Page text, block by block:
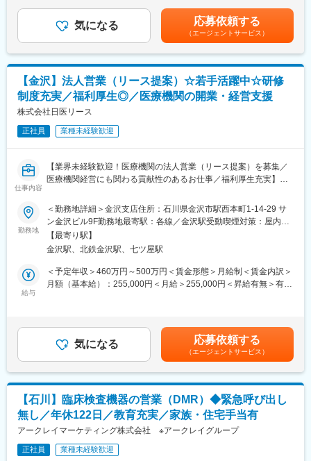
・人材戦略（部下の教育、育成）
・他部署との密な連携
ム（MES）の更新対応を進め、成型の自動化設計を整える組織強
化のため。
■働き方
・在宅勤務：利用可能（原則は出社をお願いします。）
・FX勤務：利用可能
■当社について
当社は「いのち」と「環境」を原点として、ものづくりを行う東
証プライム市場上場メーカーです。
らしを支えています。
多数のトップ級シェア製品を有する一方、新規事業にも積極的に
挑戦しており、若手社員も早期から活躍できる風土があります。
変更の範囲：会社の定める業務
あくまでも目安の金額であり、選考を通じて上下する可能性があ
ります。月給(月額)は固定手当を含めた表記です。
気になる 応募依頼する
（エージェントサービス）
【金沢】法人営業（リース提案）☆若手活躍中☆研修
制度充実／福利厚生◎／医療機関の開業・経営支援
株式会社日医リース
正社員 業種未経験歓迎
仕事内容
【業界未経験歓迎！医療機関の法人営業（リース提案）を募集／
医療機関経営にも関わる貢献性のあるお仕事／福利厚生充実】
【はじめに】
今回は部署の増員を目的に、法人営業担当を募集します。医療機
関や開業をお考えの医師などに対して、リース商品の提案をメイ
ンでお任せします。
【業務内容】
病院やクリニック、介護施設などを対象に、医療機器をはじめと
ポートいただきます。
ントと協力して、開業の支援をします。集患シュミレーションで
ある診療圏の分析、収益予測のノウハウがあり、付加価値の高い
提案型の営業を目指します。
《既設新規先》
すでに開業している医療機関等との取引を開拓します。リースや
勤務地
＜勤務地詳細＞金沢支店住所：石川県金沢市駅西本町1-14-29 サ
ン金沢ビル9F勤務地最寄駅：各線／金沢駅受動喫煙対策：屋内全
面禁煙変更の範囲：会社の定める事業所（リモートワーク含む）
【最寄り駅】
金沢駅、北鉄金沢駅、七ツ屋駅
給与
＜予定年収＞460万円～500万円＜賃金形態＞月給制＜賃金内訳＞
月額（基本給）：255,000円＜月給＞255,000円＜昇給有無＞有＜
気になる 応募依頼する
（エージェントサービス）
【石川】臨床検査機器の営業（DMR）◆緊急呼び出し
無し／年休122日／教育充実／家族・住宅手当有
アークレイマーケティング株式会社 ※アークレイグループ
正社員 業種未経験歓迎